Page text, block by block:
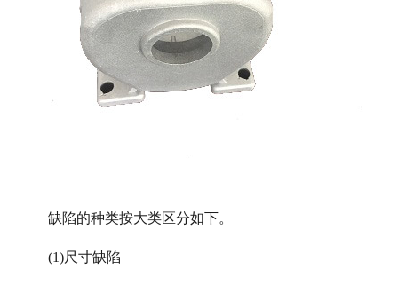
缺陷的种类按大类区分如下。
(1)尺寸缺陷